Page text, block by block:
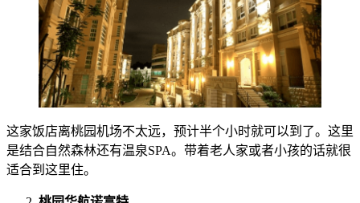
这家饭店离桃园机场不太远，预计半个小时就可以到了。这里
是结合自然森林还有温泉SPA。带着老人家或者小孩的话就很
适合到这里住。